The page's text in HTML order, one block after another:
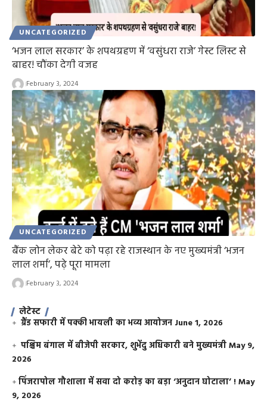
UNCATEGORIZED
‘भजन लाल सरकार’ के शपथग्रहण में ‘वसुंधरा राजे’ गेस्ट लिस्ट से
बाहर! चौंका देगी वजह
February 3, 2024
UNCATEGORIZED
बैंक लोन लेकर बेटे को पढ़ा रहे राजस्थान के नए मुख्यमंत्री ‘भजन
लाल शर्मा’, पढ़े पूरा मामला
February 3, 2024
लेटेस्ट
ग्रैंड सफारी में पक्की भायली का भव्य आयोजन June 1, 2026
पश्चिम बंगाल में बीजेपी सरकार, शुभेंदु अधिकारी बने मुख्यमंत्रीMay 9,
2026
​पिंजरापोल गौशाला में सवा दो करोड़ का बड़ा ‘अनुदान घोटाला’ !May
9, 2026